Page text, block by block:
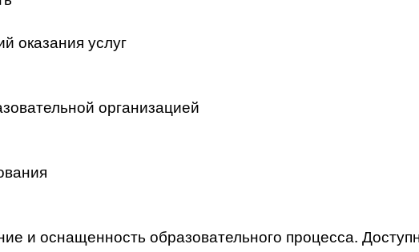
оказания услуг
организацией
и оснащенность образовательного процесса.